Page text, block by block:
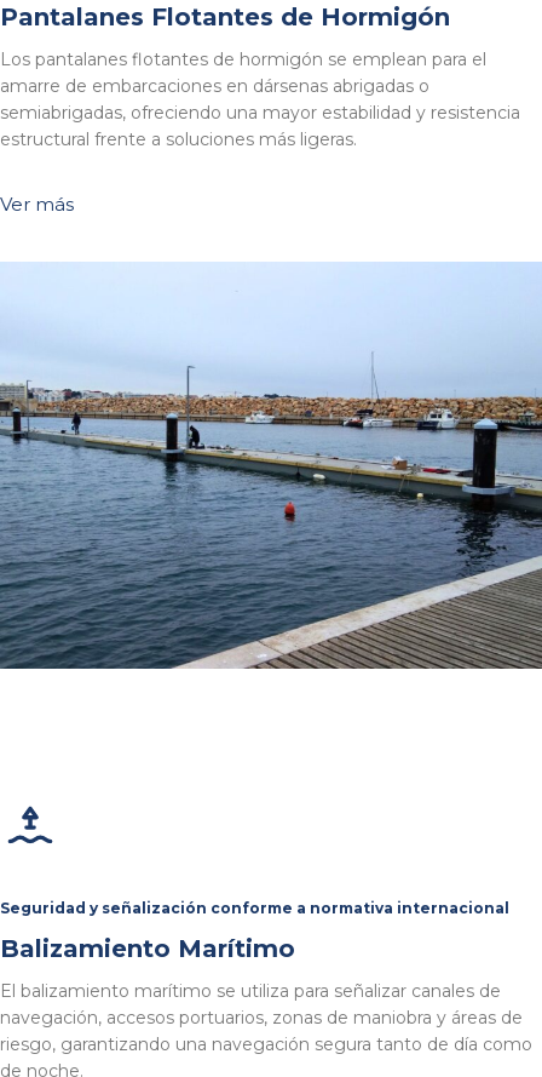
Pantalanes Flotantes de Hormigón
Los pantalanes flotantes de hormigón se emplean para el
amarre de embarcaciones en dársenas abrigadas o
semiabrigadas, ofreciendo una mayor estabilidad y resistencia
estructural frente a soluciones más ligeras.
Ver más
Seguridad y señalización conforme a normativa internacional
Balizamiento Marítimo
El balizamiento marítimo se utiliza para señalizar canales de
navegación, accesos portuarios, zonas de maniobra y áreas de
riesgo, garantizando una navegación segura tanto de día como
de noche.